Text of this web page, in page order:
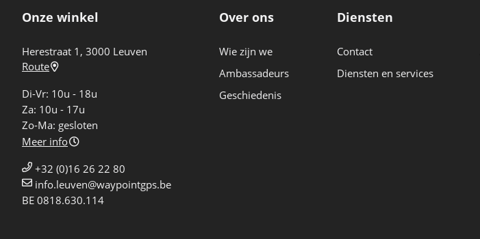
Onze winkel
Herestraat 1, 3000 Leuven
Route
Di-Vr: 10u - 18u
Za: 10u - 17u
Zo-Ma: gesloten
Meer info
+32 (0)16 26 22 80
info.leuven@waypointgps.be
BE 0818.630.114
Over ons
Wie zijn we
Ambassadeurs
Geschiedenis
Diensten
Contact
Diensten en services